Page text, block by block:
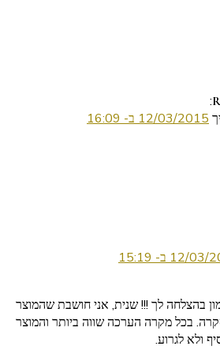
12/03/2015 ב- 16:09
ב- 15:19
בהצלחה לך !!! שנית, אני חושבת שהמוצר
בכל מקרה הערכה שווה ביותר והמוצר
ולא לגרוע.